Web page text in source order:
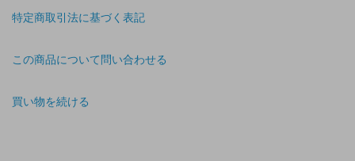
特定商取引法に基づく表記
この商品について問い合わせる
買い物を続ける